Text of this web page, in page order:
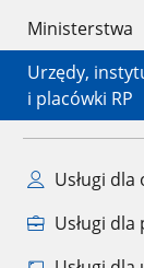
Ministerstwa
Urzędy,
i placówki RP
Usługi
Usługi